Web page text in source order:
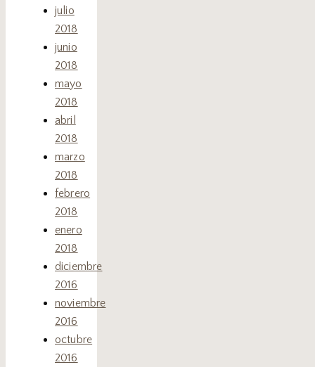
julio
2018
junio
2018
mayo
2018
abril
2018
marzo
2018
febrero
2018
enero
2018
diciembre
2016
noviembre
2016
octubre
2016